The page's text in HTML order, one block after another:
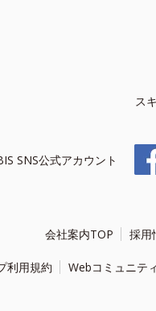
ス
SNS公式アカウント
会社案内TOP 採用
利用規約 Webコミュニテ